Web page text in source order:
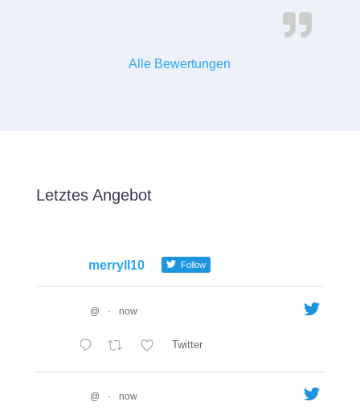
Alle Bewertungen
Letztes Angebot
merryll10 Follow
@ · now
Twitter
@ · now